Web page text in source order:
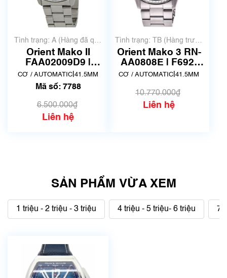
Tình trạng: A (Hàng đã qua
sử dụng nhưng rất đẹp,
không có xước)
Orient Mako II
FAA02009D9 |
AA02-C5-B | Made
in Japnan | Mã số
CƠ / AUTOMATIC 41.5MM
Mã số: 7788
6.500.000₫
Liên hệ
Tình trạng: TB (Hàng trưng
bày, thanh lý)
Orient Mako 3 RN-
AA0808E | F692-
UAA0 | Size
6801
CƠ / AUTOMATIC 41.5MM
10.770.000₫
Liên hệ
SẢN PHẨM VỪA XEM
1 triệu - 2 triệu - 3 triệu 4 triệu - 5 triệu- 6 triệu 7